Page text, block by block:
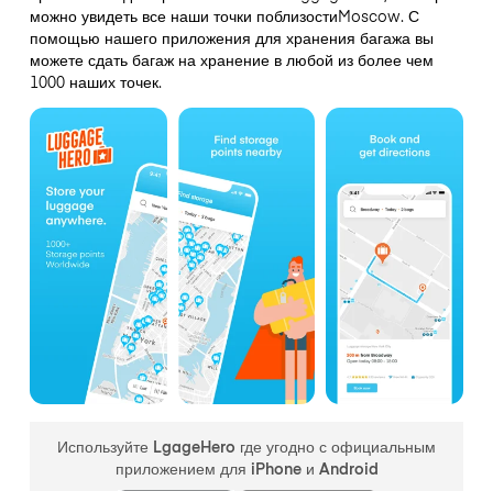
можно увидеть все наши точки поблизостиMoscow. С
помощью нашего приложения для хранения багажа вы
можете сдать багаж на хранение в любой из более чем
1000 наших точек.
Используйте LgageHero где угодно с официальным
приложением для iPhone и Android